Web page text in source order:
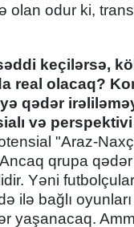
olan odur ki,
keçilərsə,
real olacaq?
qədər
və
"Araz-
qrupa qədər
Yəni
ilə bağlı oyunları
yaşanacaq.